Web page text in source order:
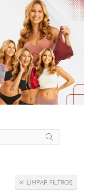
LIMPAR FILTROS